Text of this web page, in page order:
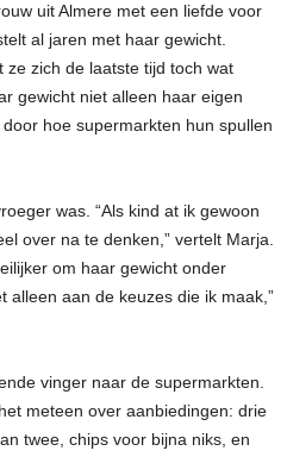
uit Almere met een liefde voor
al jaren met haar gewicht.
ze zich de laatste tijd toch wat
gewicht niet alleen haar eigen
hoe supermarkten hun spullen
was. “Als kind at ik gewoon
over na te denken,” vertelt Marja.
om haar gewicht onder
alleen aan de keuzes die ik maak,”
vinger naar de supermarkten.
meteen over aanbiedingen: drie
twee, chips voor bijna niks, en